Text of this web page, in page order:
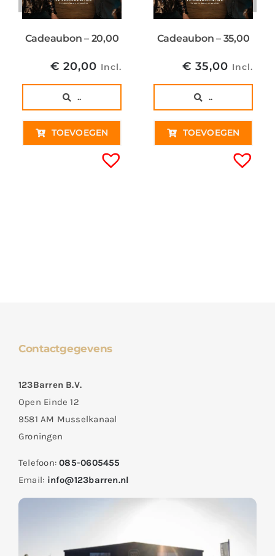
Cadeaubon – 20,00
€ 20,00 Incl.
..
TOEVOEGEN
Cadeaubon – 35,00
€ 35,00 Incl.
..
TOEVOEGEN
Contactgegevens
123Barren B.V.
Open Einde 12
9581 AM Musselkanaal
Groningen
Telefoon:085-0605455
Email: info@123barren.nl